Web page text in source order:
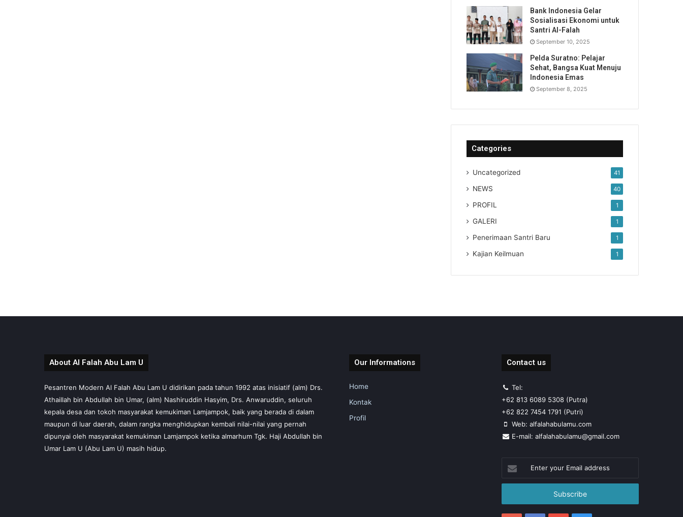
Bank Indonesia Gelar
Sosialisasi Ekonomi untuk
Santri Al-Falah
September 10, 2025
Pelda Suratno: Pelajar
Sehat, Bangsa Kuat Menuju
Indonesia Emas
September 8, 2025
Categories
Uncategorized 41
NEWS 40
PROFIL 1
GALERI 1
Penerimaan Santri Baru 1
Kajian Keilmuan 1
About Al Falah Abu Lam U
Pesantren Modern Al Falah Abu Lam U didirikan pada tahun 1992 atas inisiatif (alm) Drs.
Athaillah bin Abdullah bin Umar, (alm) Nashiruddin Hasyim, Drs. Anwaruddin, seluruh
kepala desa dan tokoh masyarakat kemukiman Lamjampok, baik yang berada di dalam
maupun di luar daerah, dalam rangka menghidupkan kembali nilai-nilai yang pernah
dipunyai oleh masyarakat kemukiman Lamjampok ketika almarhum Tgk. Haji Abdullah bin
Umar Lam U (Abu Lam U) masih hidup.
Our Informations
Home
Kontak
Profil
Contact us
Tel:
+62 813 6089 5308 (Putra)
+62 822 7454 1791 (Putri)
Web: alfalahabulamu.com
E-mail: alfalahabulamu@gmail.com
your
Email